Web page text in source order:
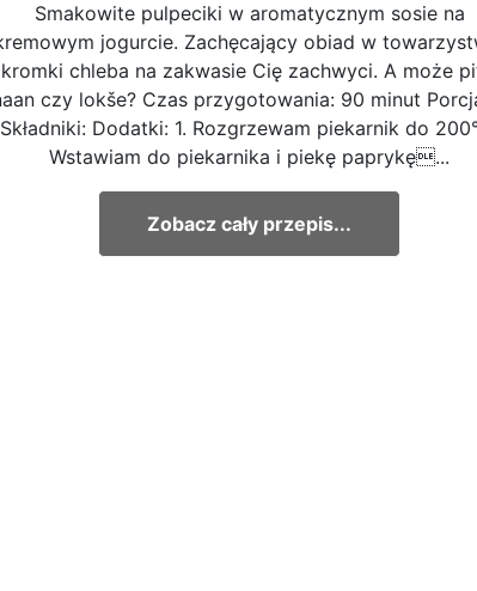
Smakowite pulpeciki w aromatycznym sosie na
jogurcie. Zachęcający obiad w
kromki chleba na zakwasie Cię zachwyci. A może
czy lokše? Czas przygotowania: 90 minut
Składniki: Dodatki: 1. Rozgrzewam piekarnik do
Wstawiam do piekarnika i piekę paprykę...
Zobacz cały przepis...